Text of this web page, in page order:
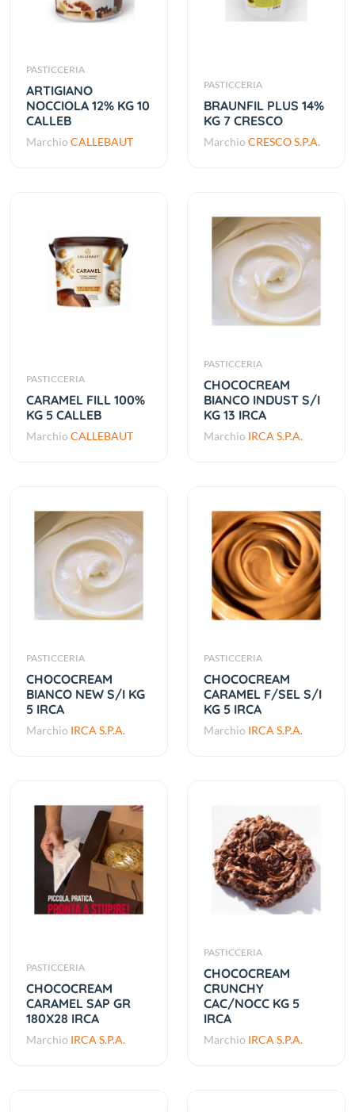
PASTICCERIA
ARTIGIANO
NOCCIOLA 12% KG 10
CALLEB
Marchio CALLEBAUT
PASTICCERIA
BRAUNFIL PLUS 14%
KG 7 CRESCO
Marchio CRESCO S.P.A.
PASTICCERIA
CARAMEL FILL 100%
KG 5 CALLEB
Marchio CALLEBAUT
PASTICCERIA
CHOCOCREAM
BIANCO INDUST S/I
KG 13 IRCA
Marchio IRCA S.P.A.
PASTICCERIA
CHOCOCREAM
BIANCO NEW S/I KG
5 IRCA
Marchio IRCA S.P.A.
PASTICCERIA
CHOCOCREAM
CARAMEL F/SEL S/I
KG 5 IRCA
Marchio IRCA S.P.A.
PASTICCERIA
CHOCOCREAM
CARAMEL SAP GR
180X28 IRCA
Marchio IRCA S.P.A.
PASTICCERIA
CHOCOCREAM
CRUNCHY
CAC/NOCC KG 5
IRCA
Marchio IRCA S.P.A.